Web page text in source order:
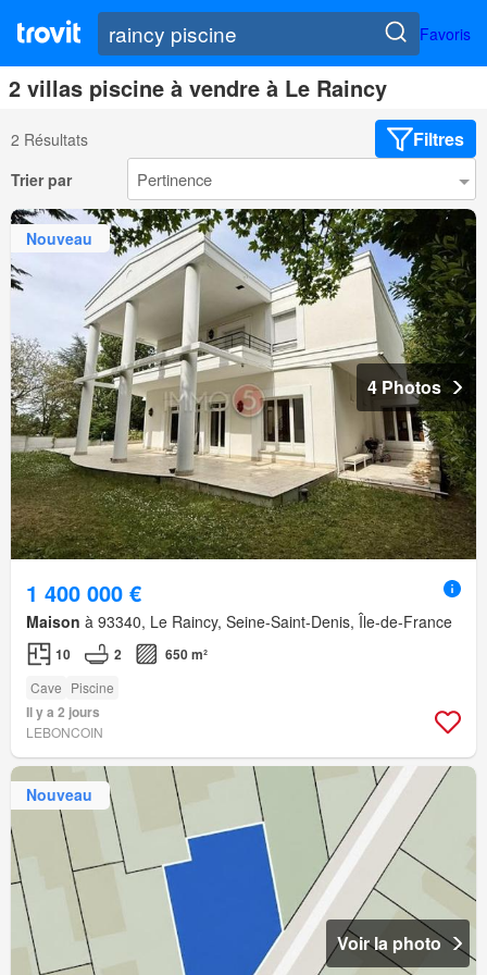
Favoris
2 villas piscine à vendre à Le Raincy
2 Résultats Filtres
Trier par
Nouveau
4 Photos
1 400 000 €
Maison à 93340, Le Raincy, Seine-Saint-Denis, Île-de-France
10 2 650 m²
Cave Piscine
Il y a 2 jours
LEBONCOIN
Nouveau
Voir la photo